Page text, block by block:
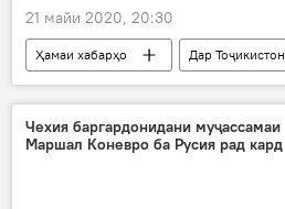
21 майи 2020, 20:30
Ҳамаи хабарҳо
Дар Тоҷикистон
Чехия баргардонидани муҷассамаи
Маршал Коневро ба Русия рад кард